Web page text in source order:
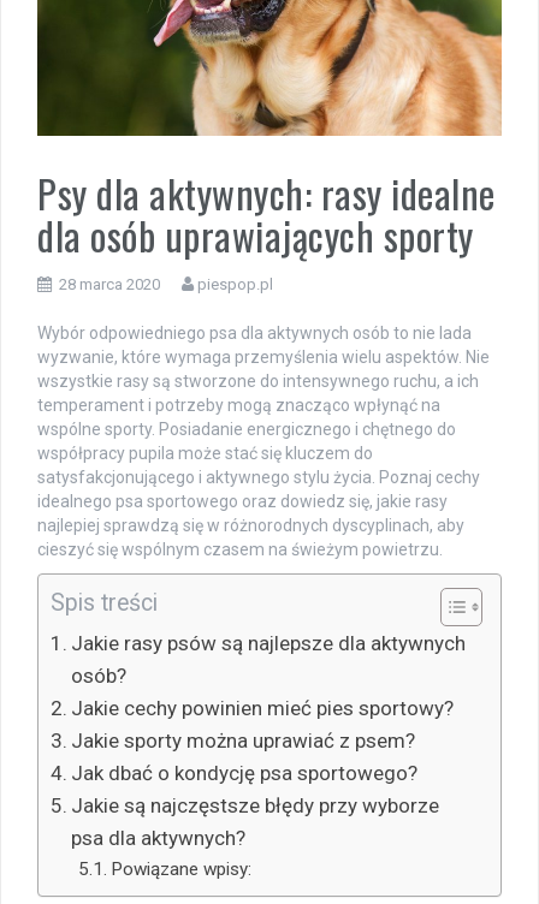
Psy dla aktywnych: rasy idealne
dla osób uprawiających sporty
28 marca 2020 piespop.pl
Wybór odpowiedniego psa dla aktywnych osób to nie lada
wyzwanie, które wymaga przemyślenia wielu aspektów. Nie
wszystkie rasy są stworzone do intensywnego ruchu, a ich
temperament i potrzeby mogą znacząco wpłynąć na
wspólne sporty. Posiadanie energicznego i chętnego do
współpracy pupila może stać się kluczem do
satysfakcjonującego i aktywnego stylu życia. Poznaj cechy
idealnego psa sportowego oraz dowiedz się, jakie rasy
najlepiej sprawdzą się w różnorodnych dyscyplinach, aby
cieszyć się wspólnym czasem na świeżym powietrzu.
Spis treści
Jakie rasy psów są najlepsze dla aktywnych
osób?
Jakie cechy powinien mieć pies sportowy?
Jakie sporty można uprawiać z psem?
Jak dbać o kondycję psa sportowego?
Jakie są najczęstsze błędy przy wyborze
psa dla aktywnych?
Powiązane wpisy: